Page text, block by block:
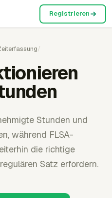
Registrieren
/
Stunden und
während FLSA-
die richtige
Satz erfordern.